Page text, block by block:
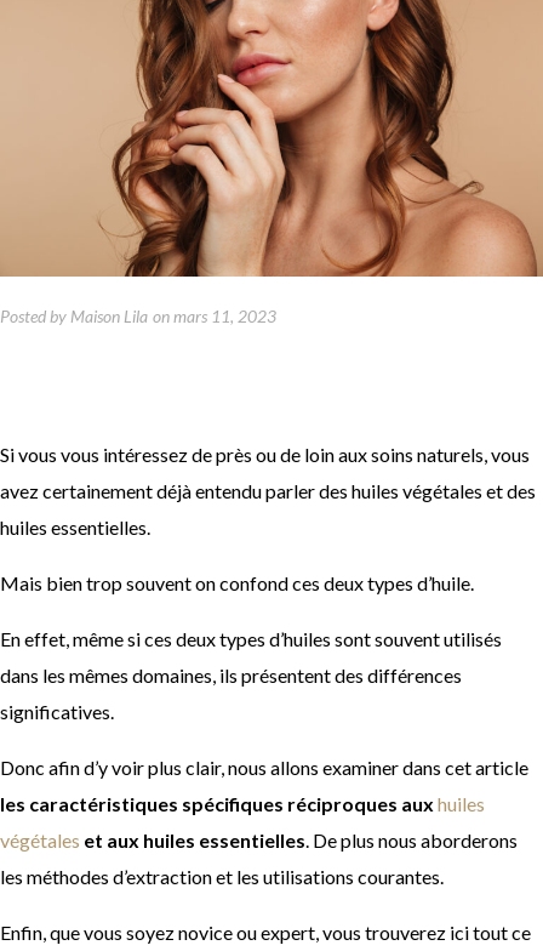
Posted by Maison Lila onmars 11, 2023
Si vous vous intéressez de près ou de loin aux soins naturels, vous
avez certainement déjà entendu parler des huiles végétales et des
huiles essentielles.
Mais bien trop souvent on confond ces deux types d’huile.
En effet, même si ces deux types d’huiles sont souvent utilisés
dans les mêmes domaines, ils présentent des différences
significatives.
Donc afin d’y voir plus clair, nous allons examiner dans cet article
les caractéristiques spécifiques réciproques aux huiles
végétales et aux huiles essentielles . De plus nous aborderons
les méthodes d’extraction et les utilisations courantes.
Enfin, que vous soyez novice ou expert, vous trouverez ici tout ce